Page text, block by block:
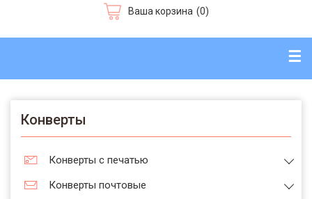
Ваша корзина (0)
☰
Конверты
Конверты с печатью
Конверты почтовые